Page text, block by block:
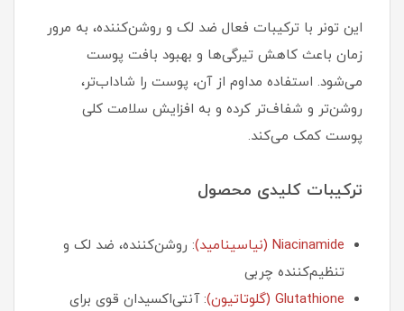
این تونر با ترکیبات فعال ضد لک و روشن‌کننده، به مرور
زمان باعث کاهش تیرگی‌ها و بهبود بافت پوست
می‌شود. استفاده مداوم از آن، پوست را شاداب‌تر،
روشن‌تر و شفاف‌تر کرده و به افزایش سلامت کلی
پوست کمک می‌کند.
ترکیبات کلیدی محصول
Niacinamide (نیاسینامید)
: روشن‌کننده، ضد لک و
تنظیم‌کننده چربی
Glutathione (گلوتاتیون)
: آنتی‌اکسیدان قوی برای